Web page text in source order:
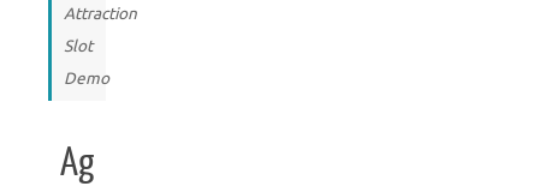
Attraction
Slot
Demo
Ag